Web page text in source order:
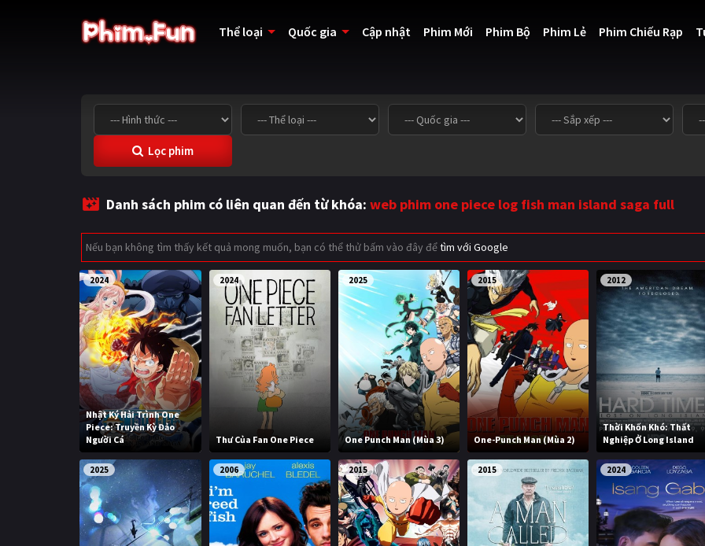
Thể loại Quốc gia Cập nhật Phim Mới Phim Bộ Phim Lẻ Phim Chiếu Rạp
Lọc phim
Danh sách phim có liên quan đến từ khóa: web phim one piece log fish man island saga full
Nếu bạn không tìm thấy kết quả mong muốn, bạn có thể thử bấm vào đây đểtìm với Google
2024
Nhật Ký Hải Trình One
Piece: Truyền Kỳ Đảo
Người Cá
2024
Thư Của Fan One Piece
2025
One Punch Man (Mùa 3)
2015
One-Punch Man (Mùa 2)
2012
Thời Khốn Khó: Thất
Nghiệp Ở Long Island
2025 2006 2015 2015 2024